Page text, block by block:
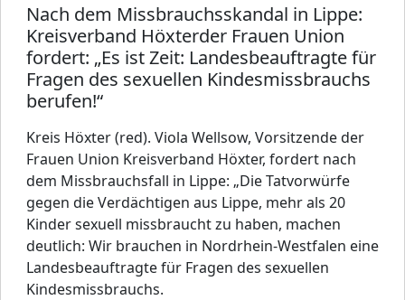
Nach dem Missbrauchsskandal in Lippe:
Kreisverband Höxterder Frauen Union
fordert: „Es ist Zeit: Landesbeauftragte für
Fragen des sexuellen Kindesmissbrauchs
berufen!“
Kreis Höxter (red). Viola Wellsow, Vorsitzende der
Frauen Union Kreisverband Höxter, fordert nach
dem Missbrauchsfall in Lippe: „Die Tatvorwürfe
gegen die Verdächtigen aus Lippe, mehr als 20
Kinder sexuell missbraucht zu haben, machen
deutlich: Wir brauchen in Nordrhein-Westfalen eine
Landesbeauftragte für Fragen des sexuellen
Kindesmissbrauchs.